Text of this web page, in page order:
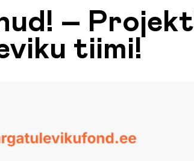
–
tiimi!